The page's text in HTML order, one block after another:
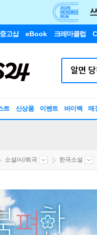
중고샵 eBook 크레마클럽
트 신상품 이벤트 바이백 매
소설/시/희곡 한국소설